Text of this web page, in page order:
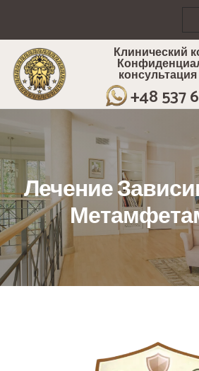
Клинический
консультация
+48 537
Лечение